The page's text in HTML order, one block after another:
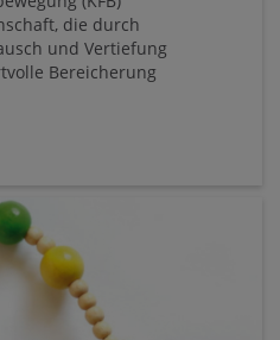
die durch
und Vertiefung
Bereicherung